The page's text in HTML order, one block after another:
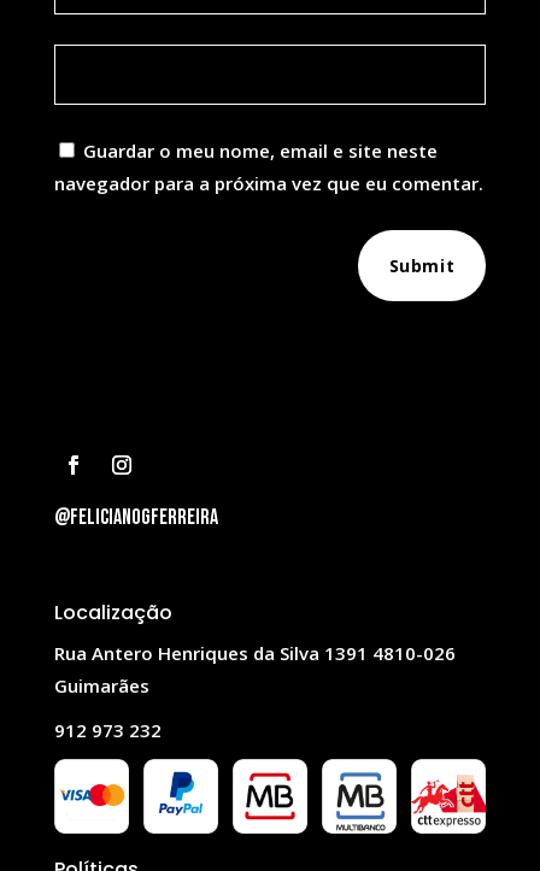
Guardar o meu nome, email e site neste
navegador para a próxima vez que eu comentar.
Submit
@felicianogferreira
Localização
Rua Antero Henriques da Silva 1391 4810-026
Guimarães
912 973 232